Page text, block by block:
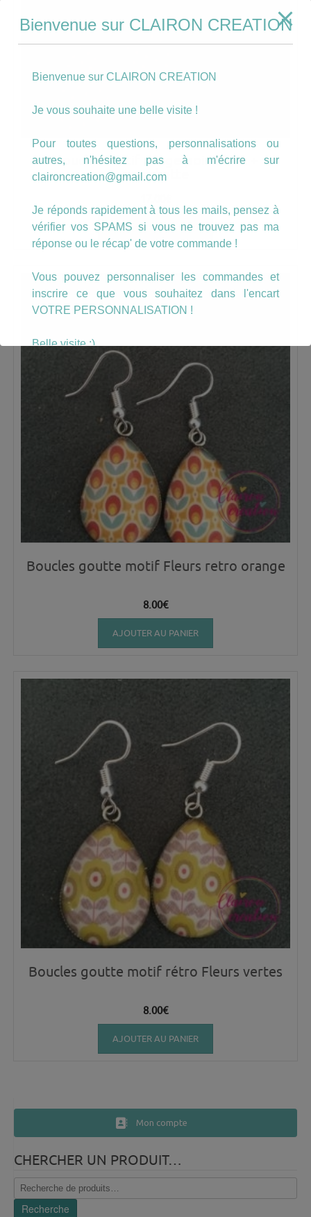
Boucles motif rouge pois blanc +
manchette
AJOUTER AU PANIER
Boucles goutte motif Fleurs retro orange
8.00€
AJOUTER AU PANIER
Boucles goutte motif rétro Fleurs vertes
8.00€
AJOUTER AU PANIER
Mon compte
CHERCHER UN PRODUIT…
Recherche
pour :
Recherche
Bienvenue sur CLAIRON CREATION
Bienvenue sur CLAIRON CREATION
Je vous souhaite une belle visite !
Pour toutes questions, personnalisations ou
autres, n'hésitez pas à m'écrire sur
claironcreation@gmail.com
Je réponds rapidement à tous les mails, pensez à
vérifier vos SPAMS si vous ne trouvez pas ma
réponse ou le récap' de votre commande !
Vous pouvez personnaliser les commandes et
inscrire ce que vous souhaitez dans l'encart
VOTRE PERSONNALISATION !
Belle visite :)